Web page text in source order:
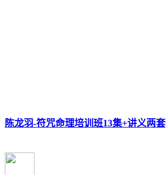
陈龙羽-符咒命理培训班13集+讲义两套